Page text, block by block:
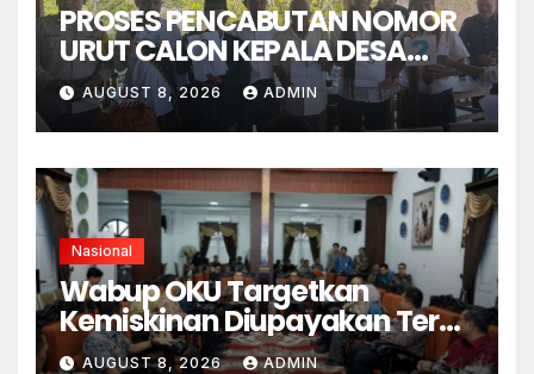
PROSES PENCABUTAN NOMOR
URUT CALON KEPALA DESA
GORONTALO BERNUANSA
KEKELUARGAAN
AUGUST 8, 2026 ADMIN
Nasional
Wabup OKU Targetkan
Kemiskinan Diupayakan Terus
Menurun
AUGUST 8, 2026 ADMIN